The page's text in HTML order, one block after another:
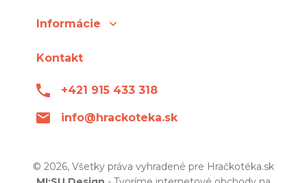
Informácie
Kontakt
+421 915 433 318
info@hrackoteka.sk
© 2026, Všetky práva vyhradené pre Hračkotéka.sk